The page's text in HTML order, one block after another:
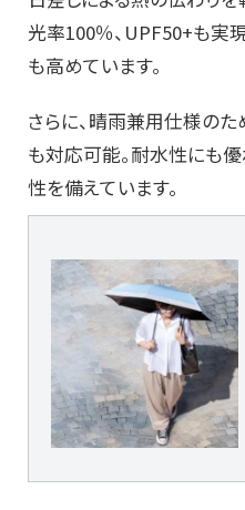
光率100％、UPF50+も実
も高めています。
さらに、晴雨兼用仕様の
も対応可能。耐水性にも
性を備えています。